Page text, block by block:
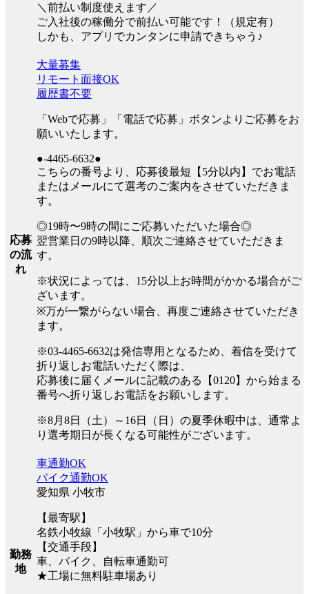
＼前払い制度使えます／
ご入社後の稼働分で前払い可能です！（規定有）
しかも、アプリでカンタンに申請できちゃう♪
応募
の流
れ
大量募集
リモート面接OK
履歴書不要
「Webで応募」「電話で応募」ボタンよりご応募をお
願いいたします。
●-4465-6632●
こちらの番号より、応募後最短【5分以内】でお電話
またはメールにて選考のご案内をさせていただきま
す。
◎19時〜9時の間にご応募いただいた場合◎
翌営業日の9時以降、順次ご連絡させていただきま
す。
※状況によっては、15分以上お時間がかかる場合がご
ざいます。
※万が一繋がらない場合、再度ご連絡させていただき
ます。
※03-4465-6632は発信専用となるため、着信を受けて
折り返しお電話いただく際は、
応募後に届くメールに記載のある【0120】から始まる
番号へ折り返しお電話をお願いします。
※8月8日（土）～16日（日）の夏季休暇中は、通常よ
り選考期日が長くなる可能性がございます。
勤務
地
車通勤OK
バイク通勤OK
愛知県 小牧市
【最寄駅】
名鉄小牧線「小牧駅」から車で10分
【交通手段】
車、バイク、自転車通勤可
★工場に無料駐車場あり